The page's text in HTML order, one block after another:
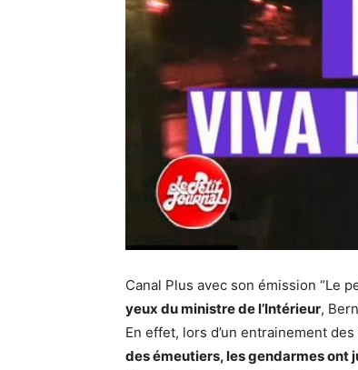
Canal Plus avec son émission “Le
yeux du ministre de l’Intérieur,
En effet, lors d’un entrainement
des émeutiers, les gendarmes ont